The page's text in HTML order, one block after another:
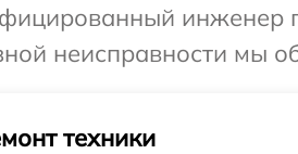
инженер
неисправности мы
техники